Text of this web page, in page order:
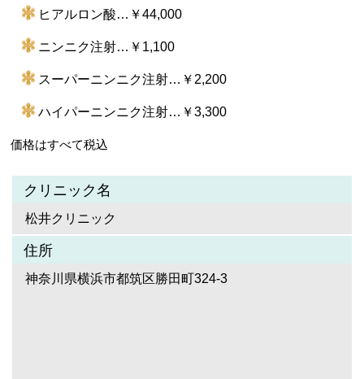
ヒアルロン酸…￥44,000
ニンニク注射…￥1,100
スーパーニンニク注射…￥2,200
ハイパーニンニク注射…￥3,300
価格はすべて税込
クリニック名
松井クリニック
住所
神奈川県横浜市都筑区勝田町324-3